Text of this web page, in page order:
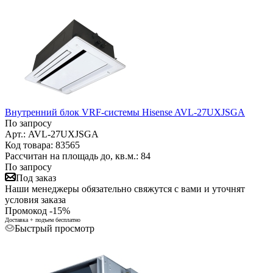
Внутренний блок VRF-системы Hisense AVL-27UXJSGA
По запросу
Арт.: AVL-27UXJSGA
Код товара: 83565
Рассчитан на площадь до, кв.м.: 84
По запросу
Под заказ
Наши менеджеры обязательно свяжутся с вами и уточнят
условия заказа
Промокод -15%
Доставка + подъем бесплатно
Быстрый просмотр